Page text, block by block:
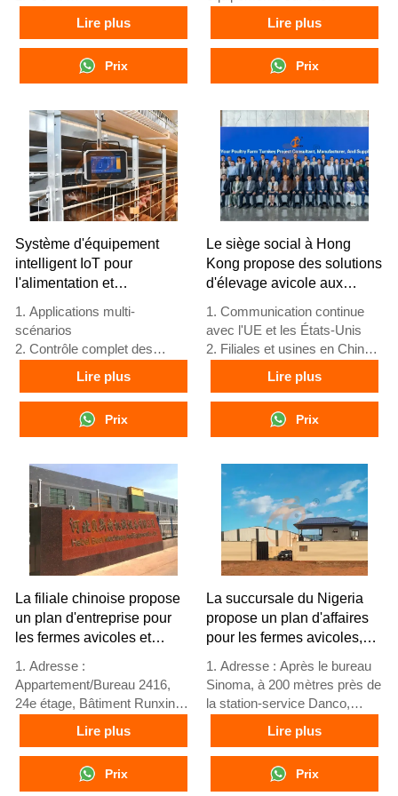
avicole - écran large complet
4. Gestion des alarmes
5. Réception /WhatsApp NO. :
+8618830120193
Lire plus
Prix
d'autodiagnostic
4. Matériel aux normes
européennes
5. Réception /WhatsApp NO. :
+8618830120193
Lire plus
Prix
Système d'équipement
intelligent IoT pour
l'alimentation et
1. Applications multi-
scénarios
2. Contrôle complet des
3. Protection par
avertissement précoce
4. Performances de haute
évolutivité
5. Réception /WhatsApp NO. :
+8618830120193
Lire plus
Prix
Le siège social à Hong
Kong propose des solutions
d'élevage avicole aux
fabrique des équipements
d'élevage avicole
1. Communication continue
avec l'UE et les États-Unis
2. Filiales et usines en Chine,
3. La qualité des produits est
adaptée aux fermes avicoles
4. Stock de cages avicoles et
d'équipements de ferme
avicole disponibles à la vente
5. Réception en ligne 24h/24
sur Whatsapp NO. :
+8618830120193, contactez-
nous pour obtenir toutes les
informations
Lire plus
Prix
La filiale chinoise propose
un plan d'entreprise pour
les fermes avicoles et
pour fermes avicoles
1. Adresse :
Appartement/Bureau 2416,
24e étage, Bâtiment Runxing,
Shijiazhuang, Province du
Hebei, Chine
2. Usine d'équipements de
Lire plus
Prix
La succursale du Nigeria
propose un plan d'affaires
pour les fermes avicoles,
pour fermes avicoles
1. Adresse : Après le bureau
Sinoma, à 200 mètres près de
la station-service Danco,
État de Lagos, Nigeria
2. Usine de cages de volaille
et d'équipements de ferme
Lire plus
Prix